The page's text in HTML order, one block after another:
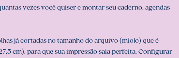
vezes você quiser e montar seu caderno, agendas
já cortadas no tamanho do arquivo (miolo) que é
cm), para que sua impressão saia perfeita. Configurar